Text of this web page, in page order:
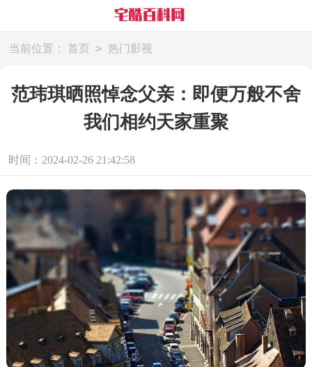
当前位置： 首页 > 热门影视
范玮琪晒照悼念父亲：即便万般不舍
我们相约天家重聚
时间：2024-02-26 21:42:58